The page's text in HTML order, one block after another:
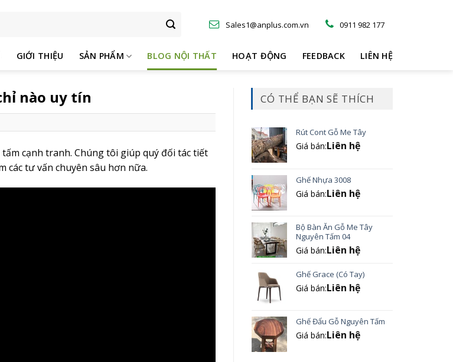
Sales1@anplus.com.vn 0911 982 177
GIỚI THIỆU SẢN PHẨM BLOG NỘI THẤT HOẠT ĐỘNG FEEDBACK LIÊN HỆ
nào uy tín
cạnh tranh. Chúng tôi giúp quý đối tác tiết
các tư vấn chuyên sâu hơn nữa.
CÓ THỂ BẠN SẼ THÍCH
Rút Cont Gỗ Me Tây
Giá bán:Liên hệ
Ghế Nhựa 3008
Giá bán:Liên hệ
Bộ Bàn Ăn Gỗ Me Tây
Nguyên Tấm 04
Giá bán:Liên hệ
Ghế Grace (Có Tay)
Giá bán:Liên hệ
Ghế Đẩu Gỗ Nguyên Tấm
Giá bán:Liên hệ